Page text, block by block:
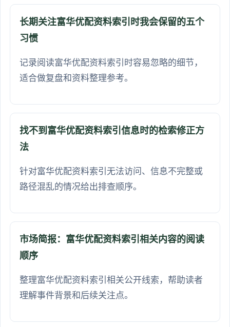
长期关注富华优配资料索引时我会保留的五个
习惯
记录阅读富华优配资料索引时容易忽略的细节，
适合做复盘和资料整理参考。
找不到富华优配资料索引信息时的检索修正方
法
针对富华优配资料索引无法访问、信息不完整或
路径混乱的情况给出排查顺序。
市场简报：富华优配资料索引相关内容的阅读
顺序
整理富华优配资料索引相关公开线索，帮助读者
理解事件背景和后续关注点。